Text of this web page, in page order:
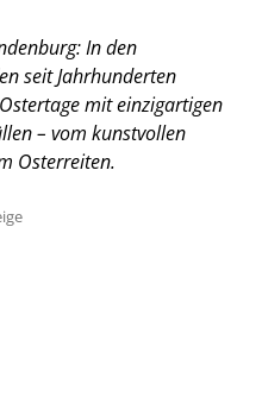
In den
seit Jahrhunderten
mit einzigartigen
– vom kunstvollen
Osterreiten.